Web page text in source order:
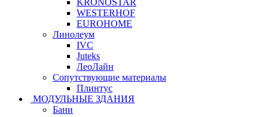
KRONOSTAR
WESTERHOF
EUROHOME
Линолеум
IVC
Juteks
ЛеоЛайн
Сопутствующие материалы
Плинтус
МОДУЛЬНЫЕ ЗДАНИЯ
Бани